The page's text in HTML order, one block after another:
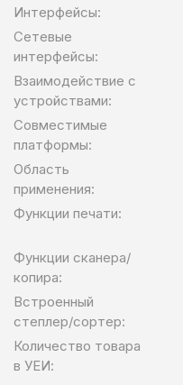
Интерфейсы:
Сетевые
интерфейсы:
Взаимодействие с
устройствами:
Совместимые
платформы:
Область
применения:
Функции печати:
Функции сканера/
копира:
Встроенный
степлер/сортер:
Количество товара
в УЕИ: